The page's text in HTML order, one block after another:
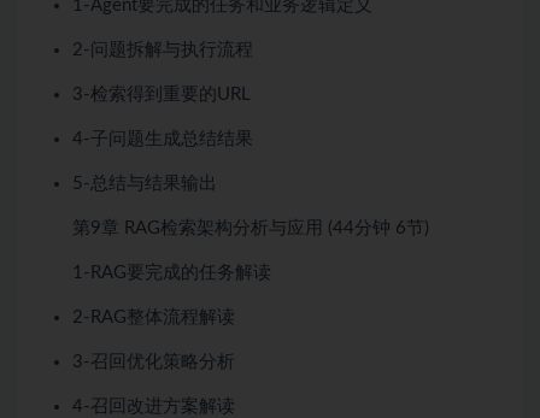
1-Agent要完成的任务和业务逻辑定义
2-问题拆解与执行流程
3-检索得到重要的URL
4-子问题生成总结结果
5-总结与结果输出
第9章 RAG检索架构分析与应用 (44分钟 6节)
1-RAG要完成的任务解读
2-RAG整体流程解读
3-召回优化策略分析
4-召回改进方案解读